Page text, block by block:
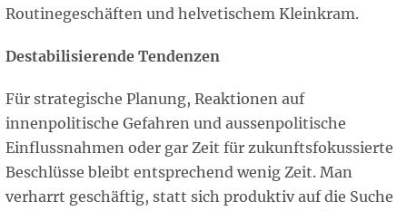
Routinegeschäften und helvetischem Kleinkram.
Destabilisierende Tendenzen
Für strategische Planung, Reaktionen auf
innenpolitische Gefahren und aussenpolitische
Einflussnahmen oder gar Zeit für zukunftsfokussierte
Beschlüsse bleibt entsprechend wenig Zeit. Man
verharrt geschäftig, statt sich produktiv auf die Suche